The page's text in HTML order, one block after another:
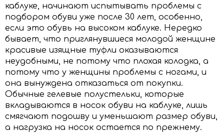
каблуке, начинают испытывать проблемы с
подбором обуви уже после 30 лет, особенно,
если это обувь на высоком каблуке. Нередко
бывает, что приглянувшиеся молодой женщине
красивые изящные туфли оказываются
неудобными, не потому что плохая колодка, а
потому что у женщины проблемы с ногами, и
она вынуждена отказаться от покупки.
Обычные гелевые полустельки, которые
вкладываются в носок обуви на каблуке, лишь
смягчают подошву и уменьшают размер обуви,
а нагрузка на носок остается по прежнему.